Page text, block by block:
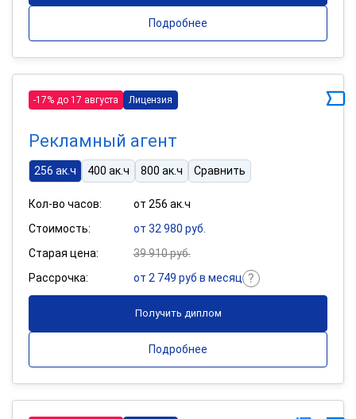
Подробнее
-17% до 17 августа Лицензия
Рекламный агент
256 ак.ч 400 ак.ч 800 ак.ч Сравнить
Кол-во часов:
от 256 ак.ч
Стоимость:
от 32 980 руб.
Старая цена:
39 910 руб.
Рассрочка:
от 2 749 руб в месяц
Получить диплом
Подробнее